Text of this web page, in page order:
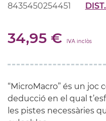
8435450254451
34,95 € IVA inclòs
“MicroMacro” és un
deducció en el qual
les pistes necessàries